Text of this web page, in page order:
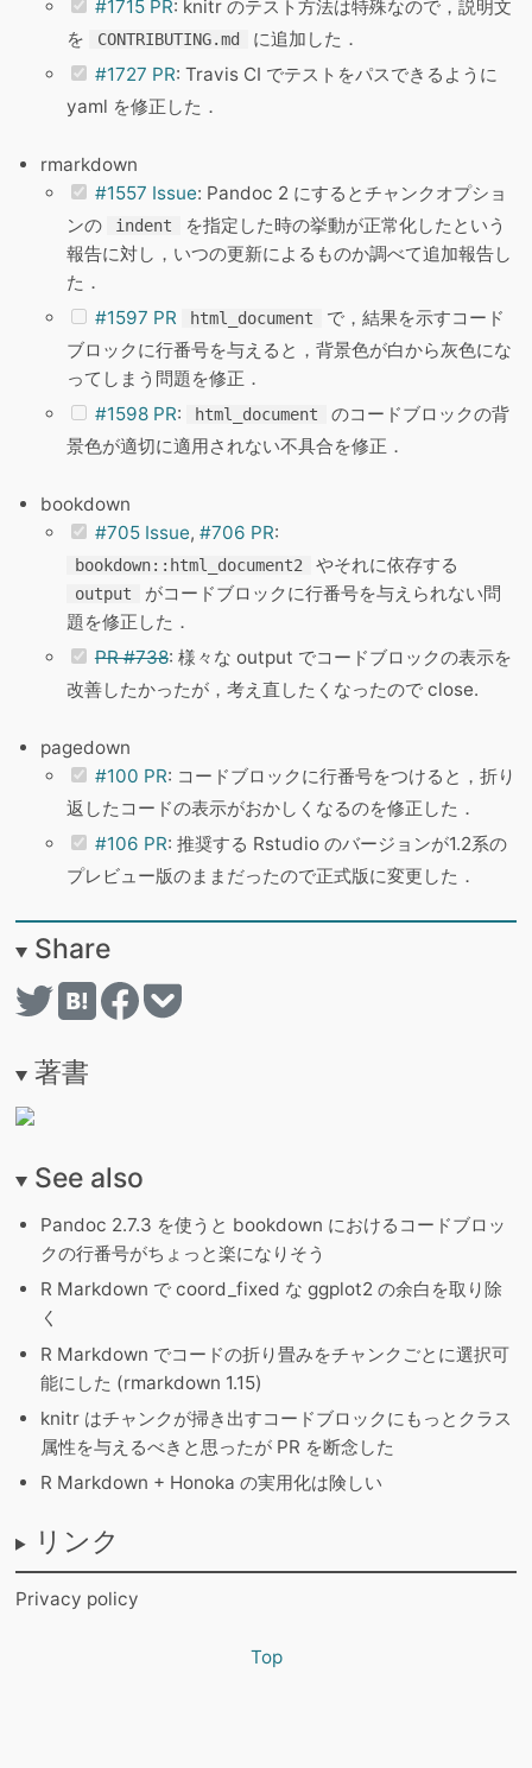
#1715 PR: knitr のテスト方法は特殊なので，説明文
を
CONTRIBUTING.md
に追加した．
#1727 PR: Travis CI でテストをパスできるように
yaml を修正した．
rmarkdown
#1557 Issue: Pandoc 2 にするとチャンクオプショ
ンの
indent
を指定した時の挙動が正常化したという
報告に対し，いつの更新によるものか調べて追加報告し
た．
#1597 PR
html_document
で，結果を示すコード
ブロックに行番号を与えると，背景色が白から灰色にな
ってしまう問題を修正．
#1598 PR: html_document
のコードブロックの背
景色が適切に適用されない不具合を修正．
bookdown
#705 Issue, #706 PR:
bookdown::html_document2 やそれに依存する
output
がコードブロックに行番号を与えられない問
題を修正した．
PR #738: 様々な output でコードブロックの表示を
改善したかったが，考え直したくなったので close.
pagedown
#100 PR: コードブロックに行番号をつけると，折り
返したコードの表示がおかしくなるのを修正した．
#106 PR: 推奨する Rstudio のバージョンが1.2系の
プレビュー版のままだったので正式版に変更した．
Share
著書
See also
Pandoc 2.7.3 を使うと bookdown におけるコードブロッ
クの行番号がちょっと楽になりそう
R Markdown で coord_fixed な ggplot2 の余白を取り除
く
R Markdown でコードの折り畳みをチャンクごとに選択可
能にした (rmarkdown 1.15)
knitr はチャンクが掃き出すコードブロックにもっとクラス
属性を与えるべきと思ったが PR を断念した
R Markdown + Honoka の実用化は険しい
リンク
Privacy policy
Top